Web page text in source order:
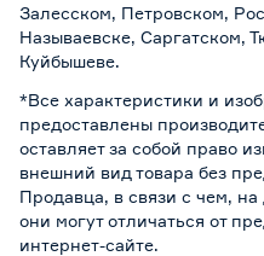
Залесском, Петровском,
Называевске, Саргатском,
Куйбышеве.
*Все характеристики и
предоставлены
оставляет за собой право
внешний вид товара без
Продавца, в связи с чем, на
они могут отличаться от
интернет-сайте.